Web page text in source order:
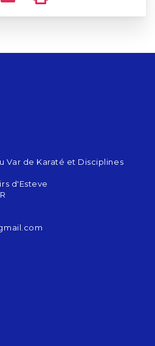
Var de Karaté et Disciplines
d'Esteve